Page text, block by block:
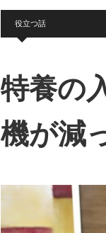
役立つ話
特養の
機が減